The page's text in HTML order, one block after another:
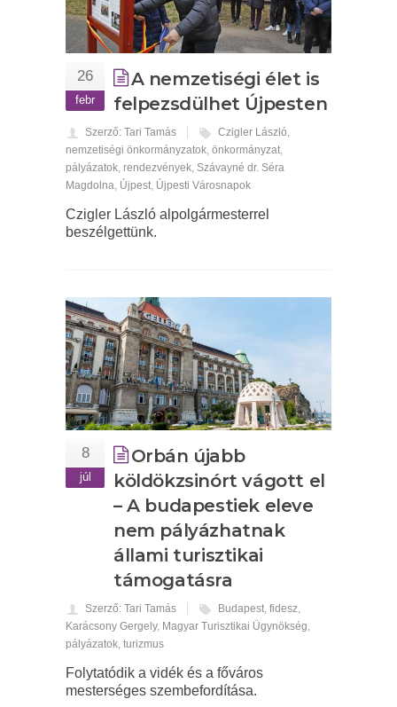
26
febr
A nemzetiségi élet is
felpezsdülhet Újpesten
Szerző: Tari Tamás Czigler László,
nemzetiségi önkormányzatok, önkormányzat,
pályázatok, rendezvények, Szávayné dr. Séra
Magdolna, Újpest, Újpesti Városnapok
Czigler László alpolgármesterrel
beszélgettünk.
8
júl
Orbán újabb
köldökzsinórt vágott el
– A budapestiek eleve
nem pályázhatnak
állami turisztikai
támogatásra
Szerző: Tari Tamás Budapest, fidesz,
Karácsony Gergely, Magyar Turisztikai Ügynökség,
pályázatok, turizmus
Folytatódik a vidék és a főváros
mesterséges szembefordítása.